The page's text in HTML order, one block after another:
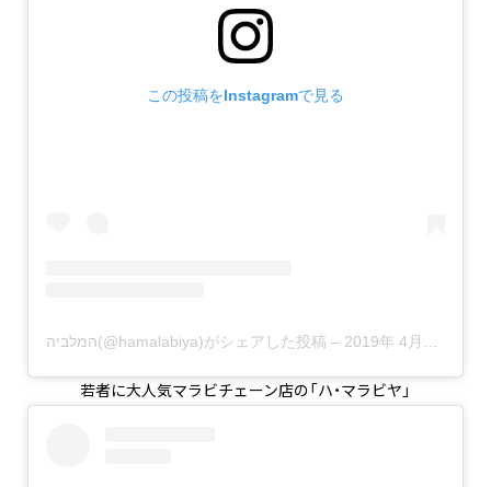
この投稿をInstagramで見る
המלביה(@hamalabiya)がシェアした投稿 – 2019年 4月月15日午前4時16分PDT
若者に大人気マラビチェーン店の「ハ・マラビヤ」